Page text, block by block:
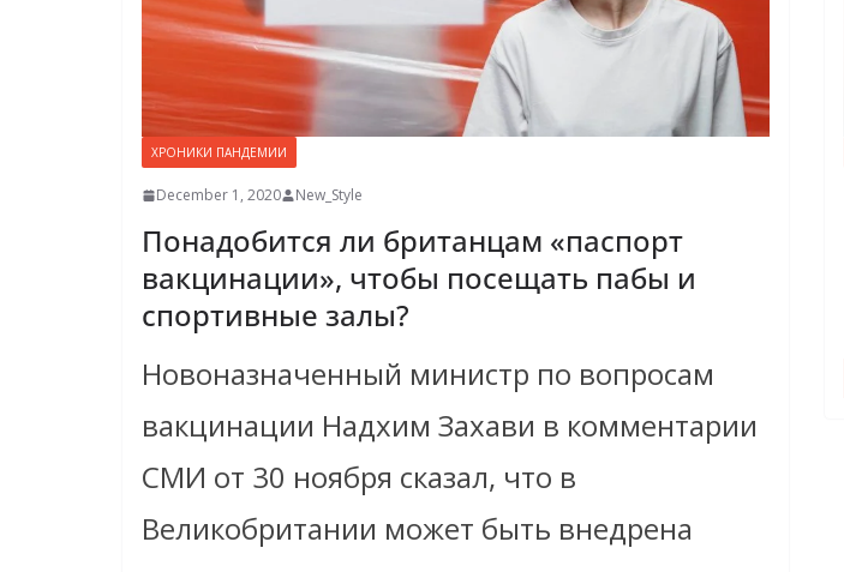
ХРОНИКИ ПАНДЕМИИ
December 1, 2020 New_Style
Понадобится ли британцам «паспорт
вакцинации», чтобы посещать пабы и
спортивные залы?
Новоназначенный министр по вопросам
вакцинации Надхим Захави в комментарии
СМИ от 30 ноября сказал, что в
Великобритании может быть внедрена